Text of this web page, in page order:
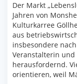
Der Markt
Jahren von
Kulturkarree
aus
insbesondere
Veranstalterin
herausfordernd.
orientieren, weil